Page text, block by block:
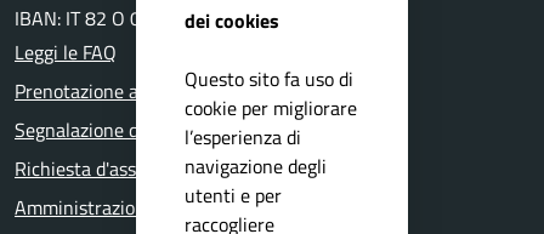
IBAN: IT 82 O 03599 01800 000000137820
Leggi le FAQ
Prenotazione appuntamento
Segnalazione disservizio
Richiesta d'assistenza
Amministrazione trasparente
dei cookies
Questo sito fa uso di
cookie per migliorare
l’esperienza di
navigazione degli
utenti e per
raccogliere